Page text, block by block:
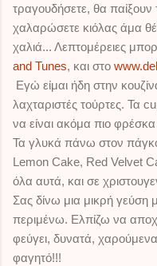
τραγουδήσετε, θα παίξουν
χαλαρώσετε κιόλας άμα
χαλιά... Λεπτομέρειες
and Tunes, και στο
Εγώ είμαι ήδη στην
λαχταριστές τούρτες. Τα
να είναι ακόμα πιο
Τα γλυκά πάνω στον
Lemon Cake, Red Velvet
όλα αυτά, και σε
Σας δίνω μια μικρή γεύση
περιμένω. Ελπίζω να
φεύγει, δυνατά,
φαγητό!!!